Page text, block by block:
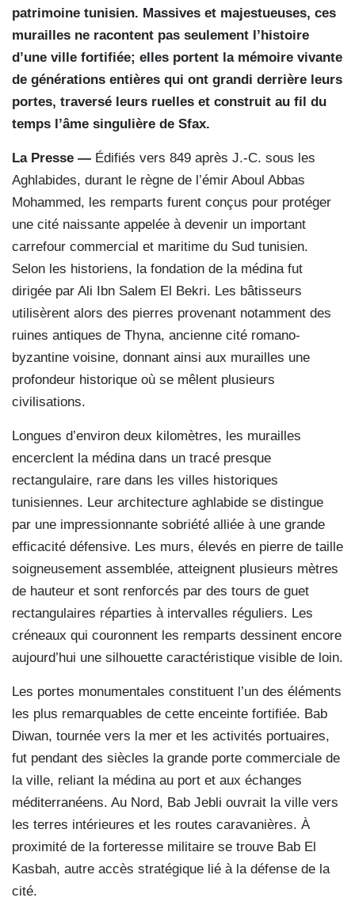
patrimoine tunisien. Massives et majestueuses, ces
murailles ne racontent pas seulement l’histoire
d’une ville fortifiée; elles portent la mémoire vivante
de générations entières qui ont grandi derrière leurs
portes, traversé leurs ruelles et construit au fil du
temps l’âme singulière de Sfax.
La Presse — Édifiés vers 849 après J.-C. sous les
Aghlabides, durant le règne de l’émir Aboul Abbas
Mohammed, les remparts furent conçus pour protéger
une cité naissante appelée à devenir un important
carrefour commercial et maritime du Sud tunisien.
Selon les historiens, la fondation de la médina fut
dirigée par Ali Ibn Salem El Bekri. Les bâtisseurs
utilisèrent alors des pierres provenant notamment des
ruines antiques de Thyna, ancienne cité romano-
byzantine voisine, donnant ainsi aux murailles une
profondeur historique où se mêlent plusieurs
civilisations.
Longues d’environ deux kilomètres, les murailles
encerclent la médina dans un tracé presque
rectangulaire, rare dans les villes historiques
tunisiennes. Leur architecture aghlabide se distingue
par une impressionnante sobriété alliée à une grande
efficacité défensive. Les murs, élevés en pierre de taille
soigneusement assemblée, atteignent plusieurs mètres
de hauteur et sont renforcés par des tours de guet
rectangulaires réparties à intervalles réguliers. Les
créneaux qui couronnent les remparts dessinent encore
aujourd’hui une silhouette caractéristique visible de loin.
Les portes monumentales constituent l’un des éléments
les plus remarquables de cette enceinte fortifiée. Bab
Diwan, tournée vers la mer et les activités portuaires,
fut pendant des siècles la grande porte commerciale de
la ville, reliant la médina au port et aux échanges
méditerranéens. Au Nord, Bab Jebli ouvrait la ville vers
les terres intérieures et les routes caravanières. À
proximité de la forteresse militaire se trouve Bab El
Kasbah, autre accès stratégique lié à la défense de la
cité.